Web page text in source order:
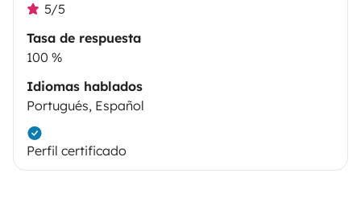
5/5
Tasa de respuesta
100 %
Idiomas hablados
Portugués, Español
Perfil certificado